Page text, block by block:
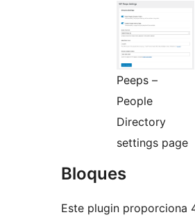
Peeps –
People
Directory
settings page
Bloques
Este plugin proporciona